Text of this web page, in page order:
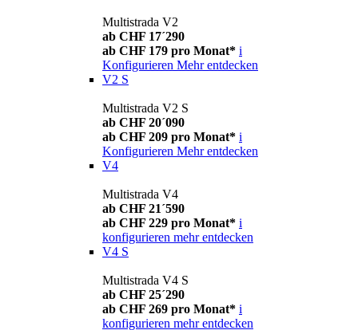
Multistrada V2
ab CHF 17´290
ab CHF 179 pro Monat* i
Konfigurieren Mehr entdecken
V2 S
Multistrada V2 S
ab CHF 20´090
ab CHF 209 pro Monat* i
Konfigurieren Mehr entdecken
V4
Multistrada V4
ab CHF 21´590
ab CHF 229 pro Monat* i
konfigurieren mehr entdecken
V4 S
Multistrada V4 S
ab CHF 25´290
ab CHF 269 pro Monat* i
konfigurieren mehr entdecken